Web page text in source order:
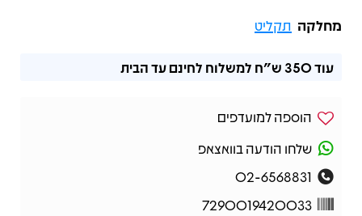
מחלקה תקליט
עוד350 ש"ח למשלוח לחינם עד הבית
הוספה למועדפים
שלחו הודעה בוואצאפ
02-6568831
7290019420033